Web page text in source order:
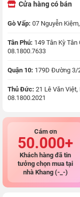
Cửa hàng có bán
Gò Vấp: 07 Nguyễn
Tân Phú: 149 Tân Kỳ Tân
08.1800.7633
Quận 10: 179D Đường 3/
Thủ Đức: 21 Lê Văn Việt,
08.1800.2021
Cám ơn
50.000+
Khách hàng đã tin
tưởng chọn mua tại
nhà Khang (-_-)